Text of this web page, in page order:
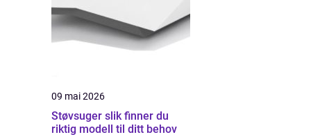
09 mai 2026
Støvsuger slik finner du
riktig modell til ditt behov